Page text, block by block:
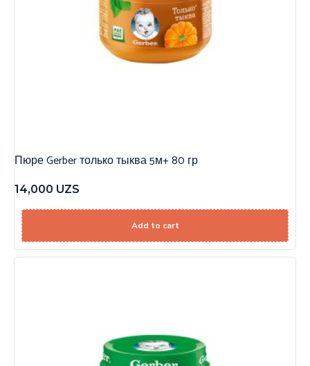
Пюре Gerber только тыква 5м+ 80 гр
14,000 UZS
Add to cart